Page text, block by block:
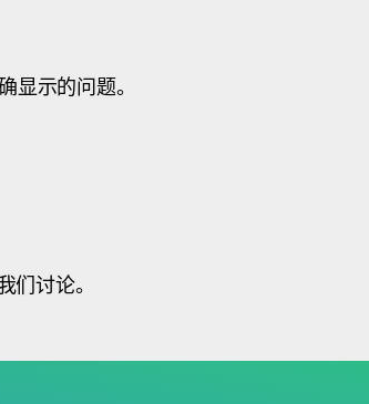
显示的问题。
们讨论。